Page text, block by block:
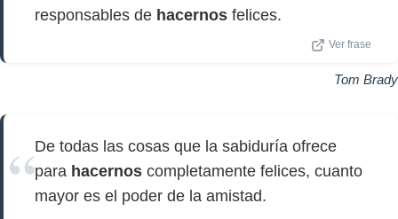
responsables de hacernos felices.
Ver frase
Tom Brady
De todas las cosas que la sabiduría ofrece
para hacernos completamente felices, cuanto
mayor es el poder de la amistad.